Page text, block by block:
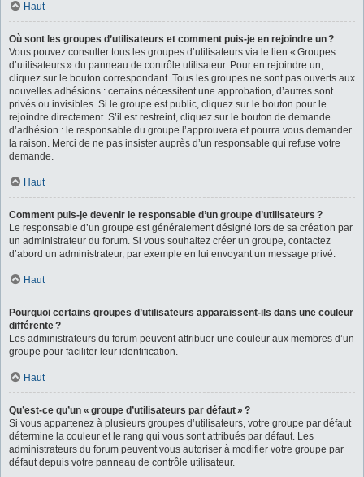
Haut
Où sont les groupes d’utilisateurs et comment puis-je en rejoindre un ?
Vous pouvez consulter tous les groupes d’utilisateurs via le lien « Groupes
d’utilisateurs » du panneau de contrôle utilisateur. Pour en rejoindre un,
cliquez sur le bouton correspondant. Tous les groupes ne sont pas ouverts aux
nouvelles adhésions : certains nécessitent une approbation, d’autres sont
privés ou invisibles. Si le groupe est public, cliquez sur le bouton pour le
rejoindre directement. S’il est restreint, cliquez sur le bouton de demande
d’adhésion : le responsable du groupe l’approuvera et pourra vous demander
la raison. Merci de ne pas insister auprès d’un responsable qui refuse votre
demande.
Haut
Comment puis-je devenir le responsable d’un groupe d’utilisateurs ?
Le responsable d’un groupe est généralement désigné lors de sa création par
un administrateur du forum. Si vous souhaitez créer un groupe, contactez
d’abord un administrateur, par exemple en lui envoyant un message privé.
Haut
Pourquoi certains groupes d’utilisateurs apparaissent-ils dans une couleur
différente ?
Les administrateurs du forum peuvent attribuer une couleur aux membres d’un
groupe pour faciliter leur identification.
Haut
Qu’est-ce qu’un « groupe d’utilisateurs par défaut » ?
Si vous appartenez à plusieurs groupes d’utilisateurs, votre groupe par défaut
détermine la couleur et le rang qui vous sont attribués par défaut. Les
administrateurs du forum peuvent vous autoriser à modifier votre groupe par
défaut depuis votre panneau de contrôle utilisateur.